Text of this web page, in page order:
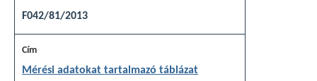
F042/81/2013
Mérési adatokat tartalmazó táblázat